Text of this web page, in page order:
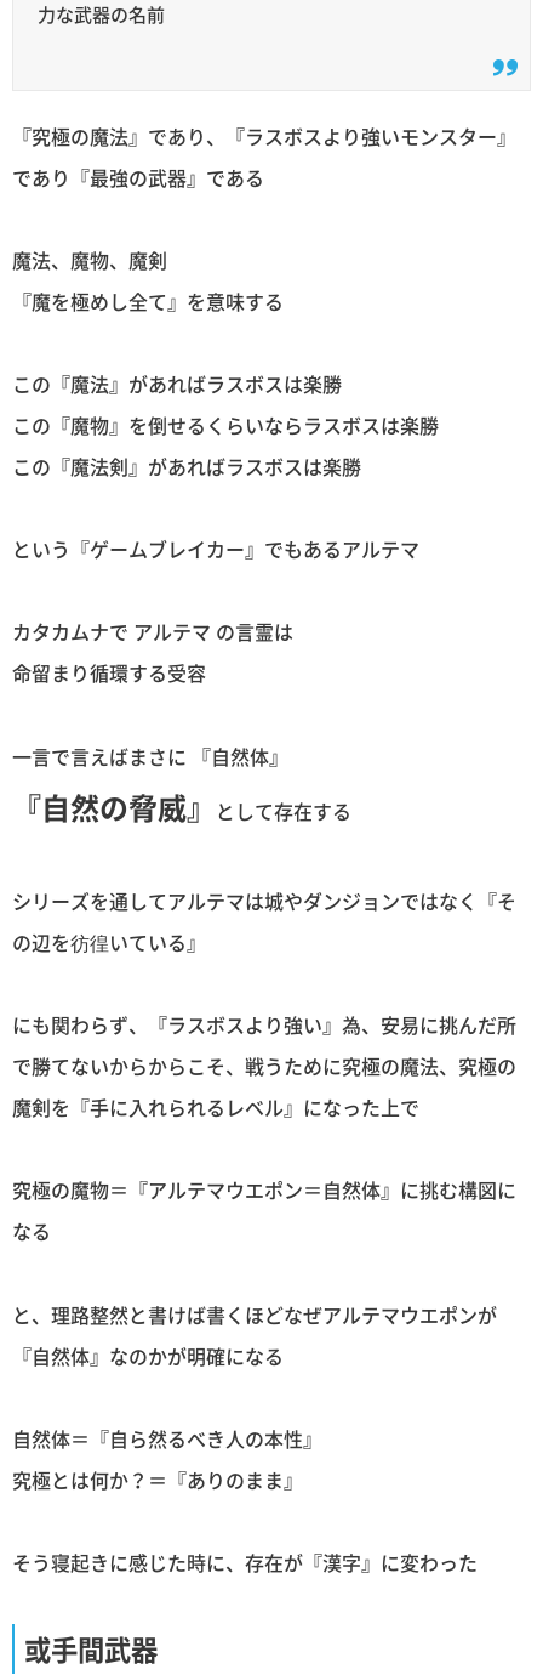
力な武器の名前
『究極の魔法』であり、『ラスボスより強いモンスター』
であり『最強の武器』である
魔法、魔物、魔剣
『魔を極めし全て』を意味する
この『魔法』があればラスボスは楽勝
この『魔物』を倒せるくらいならラスボスは楽勝
この『魔法剣』があればラスボスは楽勝
という『ゲームブレイカー』でもあるアルテマ
カタカムナで アルテマ の言霊は
命留まり循環する受容
一言で言えばまさに 『自然体』
『自然の脅威』 として存在する
シリーズを通してアルテマは城やダンジョンではなく『そ
の辺を彷徨いている』
にも関わらず、『ラスボスより強い』為、安易に挑んだ所
で勝てないからからこそ、戦うために究極の魔法、究極の
魔剣を『手に入れられるレベル』になった上で
究極の魔物＝『アルテマウエポン＝自然体』に挑む構図に
なる
と、理路整然と書けば書くほどなぜアルテマウエポンが
『自然体』なのかが明確になる
自然体＝『自ら然るべき人の本性』
究極とは何か？＝『ありのまま』
そう寝起きに感じた時に、存在が『漢字』に変わった
或手間武器